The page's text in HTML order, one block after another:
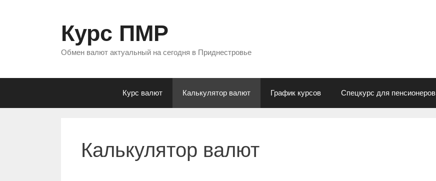
Курс ПМР
Обмен валют актуальный на сегодня в Приднестровье
Курс валют Калькулятор валют График курсов Спецкурс для пенсионеров
Калькулятор валют